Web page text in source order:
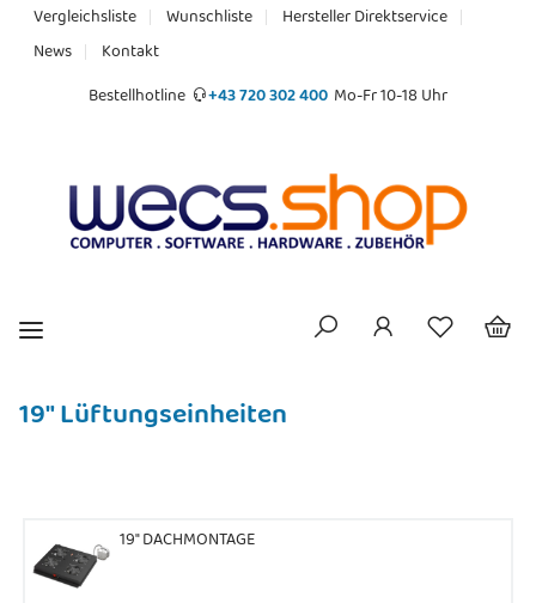
Vergleichsliste Wunschliste
Hersteller Direktservice
News
Kontakt
Bestellhotline
+43 720 302 400 Mo-Fr 10-18 Uhr
19" Lüftungseinheiten
19" DACHMONTAGE